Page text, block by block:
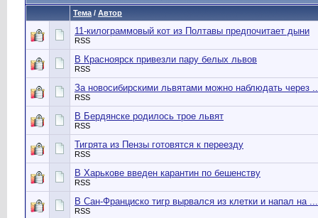
Тема / Автор
11-килограммовый кот из Полтавы предпочитает дыни
RSS
В Красноярск привезли пару белых львов
RSS
За новосибирскими львятами можно наблюдать через
RSS
В Бердянске родилось трое львят
RSS
Тигрята из Пензы готовятся к переезду
RSS
В Харькове введен карантин по бешенству
RSS
В Сан-Франциско тигр вырвался из клетки и напал на ...
RSS